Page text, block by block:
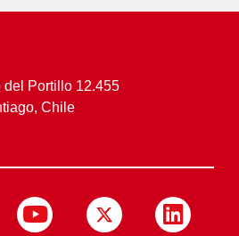
del Portillo 12.455
Chile